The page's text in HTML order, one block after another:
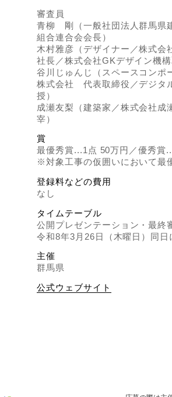
審査員
青柳 剛（一般社団法人群馬県
組合連合会会長）
木村雅彦（デザイナー／株式
社長／株式会社GKデザイン機
谷川じゅんじ（スペースコンポ
株式会社 代表取締役／デジタ
授）
成瀬友梨（建築家／株式会社
宰）
賞
最優秀賞...1点 50万円／優秀賞
※対象工事の仮囲いにおいて最
登録料などの費用
なし
タイムテーブル
公開プレゼンテーション・最終
令和8年3月26日（木曜日）同
主催
群馬県
公式ウェブサイト